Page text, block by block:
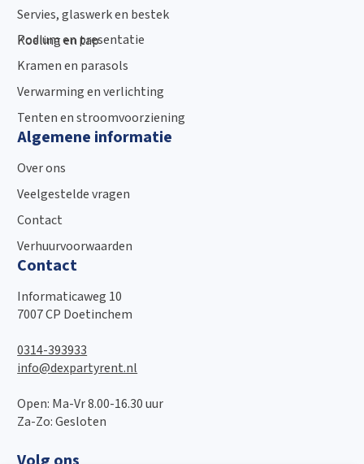
Servies, glaswerk en bestek
Koeling en tap
Podium en presentatie
Kramen en parasols
Verwarming en verlichting
Tenten en stroomvoorziening
Algemene informatie
Over ons
Veelgestelde vragen
Contact
Verhuurvoorwaarden
Contact
Informaticaweg 10
7007 CP Doetinchem
0314-393933
info@dexpartyrent.nl
Open: Ma-Vr 8.00-16.30 uur
Za-Zo: Gesloten